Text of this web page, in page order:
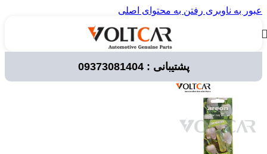
عبور به ناوبری رفتن به محتوای اصلی
پشتیبانی : 09373081404قطعات خودرو/ لوازم مصرفی خودرو/ خوشبو کننده خودرو